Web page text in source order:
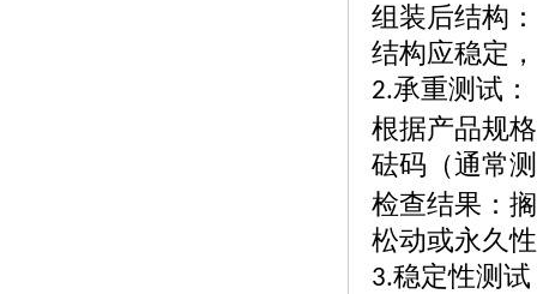
组装后结构
结构应稳定
2.承重测试：
根据产品规
砝码（通常
检查结果：
松动或永久
3.稳定性测